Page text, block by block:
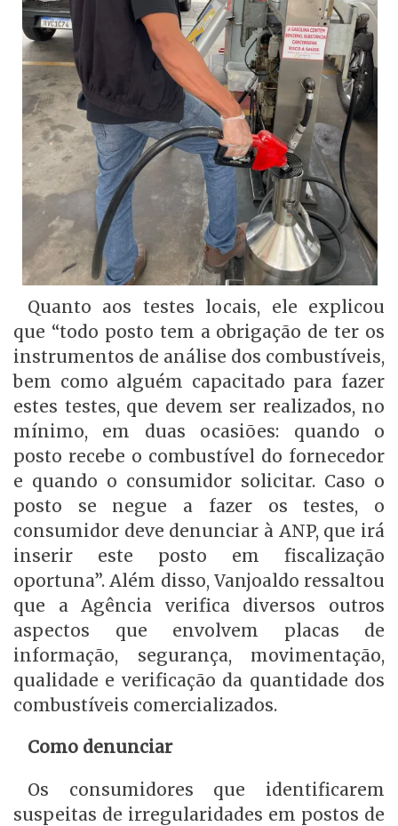
Quanto aos testes locais, ele explicou
que “todo posto tem a obrigação de ter os
instrumentos de análise dos combustíveis,
bem como alguém capacitado para fazer
estes testes, que devem ser realizados, no
mínimo, em duas ocasiões: quando o
posto recebe o combustível do fornecedor
e quando o consumidor solicitar. Caso o
posto se negue a fazer os testes, o
consumidor deve denunciar à ANP, que irá
inserir este posto em fiscalização
oportuna”. Além disso, Vanjoaldo ressaltou
que a Agência verifica diversos outros
aspectos que envolvem placas de
informação, segurança, movimentação,
qualidade e verificação da quantidade dos
combustíveis comercializados.
Como denunciar
Os consumidores que identificarem
suspeitas de irregularidades em postos de